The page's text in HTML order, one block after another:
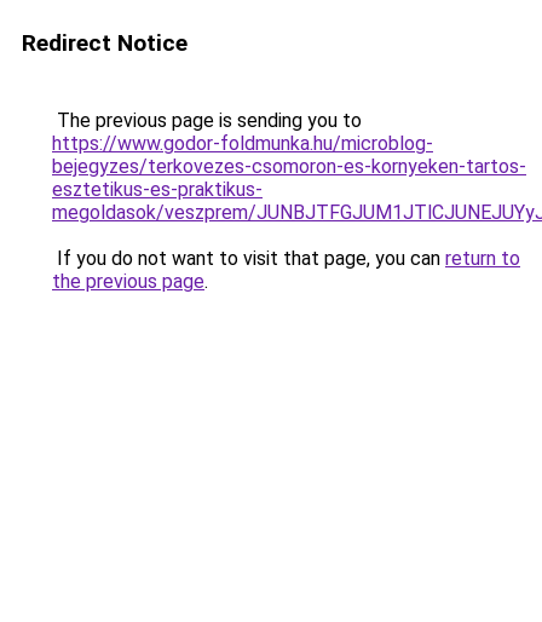
Redirect Notice
The previous page is sending you to
https://www.godor-foldmunka.hu/microblog-
bejegyzes/terkovezes-csomoron-es-kornyeken-tartos-
esztetikus-es-praktikus-
megoldasok/veszprem/
If you do not want to visit that page, you can return to
the previous page.